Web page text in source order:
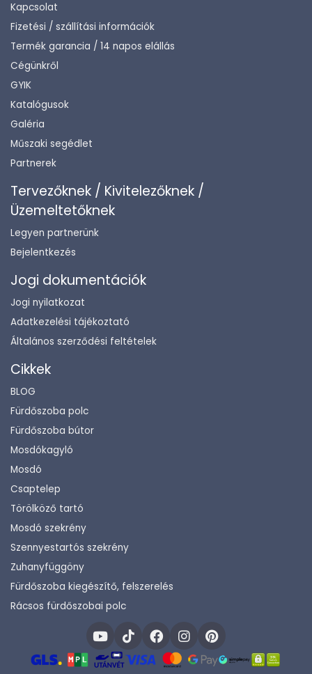
Kapcsolat
Fizetési / szállítási információk
Termék garancia / 14 napos elállás
Cégünkről
GYIK
Katalógusok
Galéria
Műszaki segédlet
Partnerek
Tervezőknek / Kivitelezőknek /
Üzemeltetőknek
Legyen partnerünk
Bejelentkezés
Jogi dokumentációk
Jogi nyilatkozat
Adatkezelési tájékoztató
Általános szerződési feltételek
Cikkek
BLOG
Fürdőszoba polc
Fürdőszoba bútor
Mosdókagyló
Mosdó
Csaptelep
Törölköző tartó
Mosdó szekrény
Szennyestartós szekrény
Zuhanyfüggöny
Fürdőszoba kiegészítő, felszerelés
Rácsos fürdőszobai polc